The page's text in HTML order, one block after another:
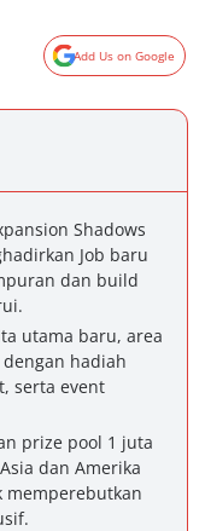
Add Us on Google
Shadows
Job baru
dan build
utama baru, area
hadiah
serta event
prize pool 1 juta
dan Amerika
memperebutkan